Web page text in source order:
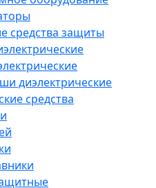
средства защиты
диэлектрические
средства